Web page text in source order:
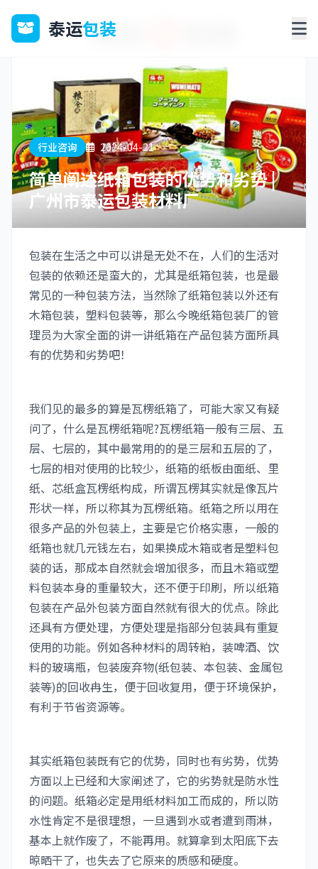
泰运包装
行业咨询 2024-04-21
简单阐述纸箱包装的优势和劣势 |
广州市泰运包装材料厂
包装在生活之中可以讲是无处不在，人们的生活对
包装的依赖还是蛮大的，尤其是纸箱包装，也是最
常见的一种包装方法，当然除了纸箱包装以外还有
木箱包装，塑料包装等，那么今晚纸箱包装厂的管
理员为大家全面的讲一讲纸箱在产品包装方面所具
有的优势和劣势吧！
我们见的最多的算是瓦楞纸箱了，可能大家又有疑
问了，什么是瓦楞纸箱呢?瓦楞纸箱一般有三层、五
层、七层的，其中最常用的的是三层和五层的了，
七层的相对使用的比较少，纸箱的纸板由面纸、里
纸、芯纸盒瓦楞纸构成，所谓瓦楞其实就是像瓦片
形状一样，所以称其为瓦楞纸箱。纸箱之所以用在
很多产品的外包装上，主要是它价格实惠，一般的
纸箱也就几元钱左右，如果换成木箱或者是塑料包
装的话，那成本自然就会增加很多，而且木箱或塑
料包装本身的重量较大，还不便于印刷，所以纸箱
包装在产品外包装方面自然就有很大的优点。除此
还具有方便处理，方便处理是指部分包装具有重复
使用的功能。例如各种材料的周转粕，装啤酒、饮
料的玻璃瓶，包装废弃物(纸包装、本包装、金属包
装等)的回收冉生，便于回收复用，便于环境保护，
有利于节省资源等。
其实纸箱包装既有它的优势，同时也有劣势，优势
方面以上已经和大家阐述了，它的劣势就是防水性
的问题。纸箱必定是用纸材料加工而成的，所以防
水性肯定不是很理想，一旦遇到水或者遭到雨淋，
基本上就作废了，不能再用。就算拿到太阳底下去
晾晒干了，也失去了它原来的质感和硬度。